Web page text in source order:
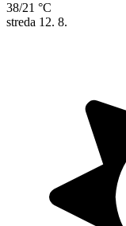
38/21 °C
streda 12. 8.